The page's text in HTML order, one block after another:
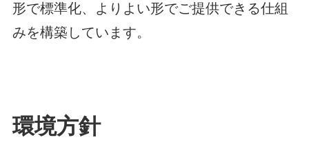
形で標準化、よりよい形でご提供できる仕組
みを構築しています。
環境方針